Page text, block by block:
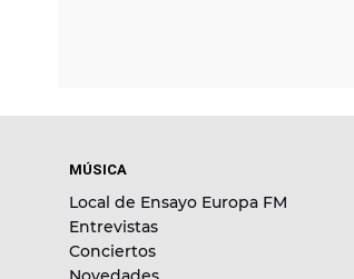
MÚSICA
Local de Ensayo Europa FM
Entrevistas
Conciertos